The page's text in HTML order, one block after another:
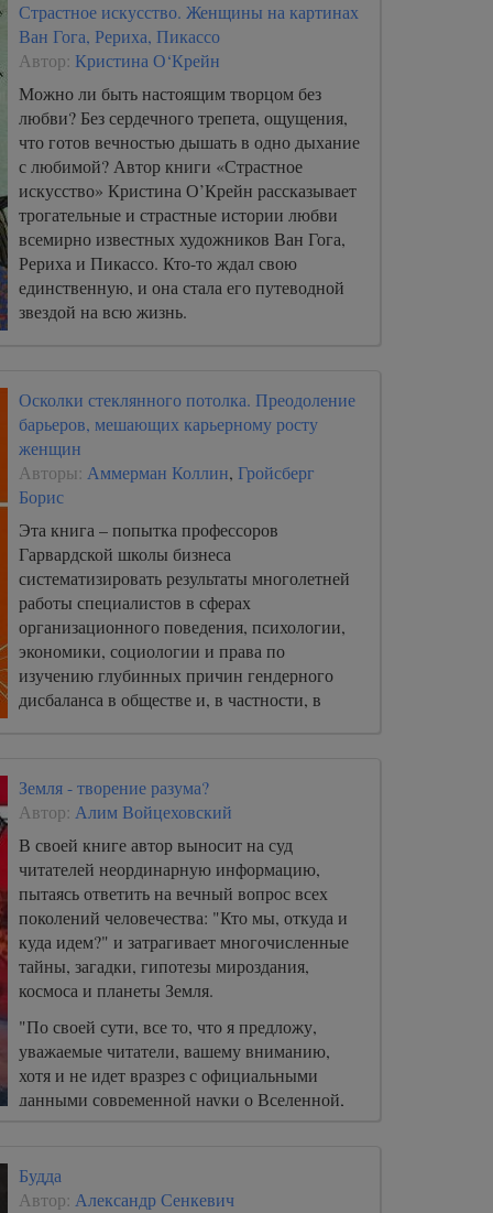
Страстное искусство. Женщины на картинах
Ван Гога, Рериха, Пикассо
Автор: Кристина О‘Крейн
Можно ли быть настоящим творцом без
любви? Без сердечного трепета, ощущения,
что готов вечностью дышать в одно дыхание
с любимой? Автор книги «Страстное
искусство» Кристина О’Крейн рассказывает
трогательные и страстные истории любви
всемирно известных художников Ван Гога,
Рериха и Пикассо. Кто-то ждал свою
единственную, и она стала его путеводной
звездой на всю жизнь.
Осколки стеклянного потолка. Преодоление
барьеров, мешающих карьерному росту
женщин
Авторы: Аммерман Коллин, Гройсберг
Борис
Эта книга – попытка профессоров
Гарвардской школы бизнеса
систематизировать результаты многолетней
работы специалистов в сферах
организационного поведения, психологии,
экономики, социологии и права по
изучению глубинных причин гендерного
дисбаланса в обществе и, в частности, в
почему равенство полов по-прежнему
иллюзорно, продемонстрировать
организационные структуры и типы
мышления, способствующие сохранению
разрыва, а с другой – дать руководство по
искоренению гендерных предубеждений.
Земля - творение разума?
Автор: Алим Войцеховский
В своей книге автор выносит на суд
читателей неординарную информацию,
пытаясь ответить на вечный вопрос всех
поколений человечества: "Кто мы, откуда и
куда идем?" и затрагивает многочисленные
тайны, загадки, гипотезы мироздания,
космоса и планеты Земля.
"По своей сути, все то, что я предложу,
уважаемые читатели, вашему вниманию,
хотя и не идет вразрез с официальными
данными современной науки о Вселенной,
представления о происхождении жизни и
бытие человека вообще...".
Будда
Автор: Александр Сенкевич